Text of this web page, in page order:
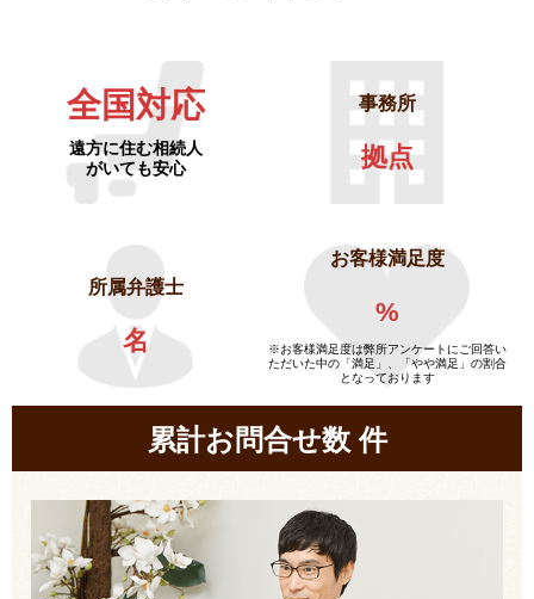
全国対応
遠方に住む相続人
がいても安心
事務所
拠点
所属弁護士
名
お客様満足度
%
※お客様満足度は弊所アンケートにご回答い
ただいた中の「満足」、「やや満足」の割合
となっております
累計お問合せ数件